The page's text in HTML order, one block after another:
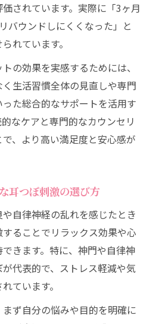
されています。実際に「3ヶ月
バウンドしにくくなった」と
れています。
の効果を実感するためには、
生活習慣全体の見直しや専門
た総合的なサポートを活用す
なケアと専門的なカウンセリ
、より高い満足度と安心感が
耳つぼ刺激の選び方
自律神経の乱れを感じたとき
ることでリラックス効果や心
きます。特に、神門や自律神
代表的で、ストレス軽減や気
ています。
ず自分の悩みや目的を明確に